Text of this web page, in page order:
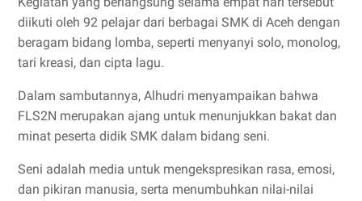
diikuti oleh 92 pelajar dari berbagai SMK di Aceh dengan
beragam bidang lomba, seperti menyanyi solo, monolog,
tari kreasi, dan cipta lagu.
Dalam sambutannya, Alhudri menyampaikan bahwa
FLS2N merupakan ajang untuk menunjukkan bakat dan
minat peserta didik SMK dalam bidang seni.
Seni adalah media untuk mengekspresikan rasa, emosi,
dan pikiran manusia, serta menumbuhkan nilai-nilai